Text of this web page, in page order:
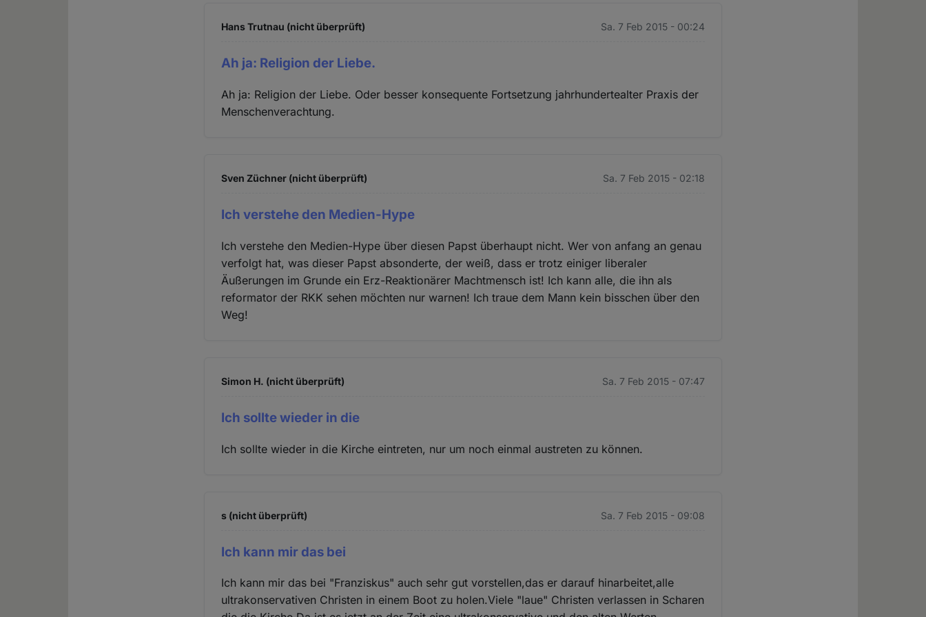
Hans Trutnau (nicht überprüft) Sa. 7 Feb 2015 - 00:24
Ah ja: Religion der Liebe.
Ah ja: Religion der Liebe. Oder besser konsequente Fortsetzung jahrhundertealter Praxis der
Menschenverachtung.
Sven Züchner (nicht überprüft) Sa. 7 Feb 2015 - 02:18
Ich verstehe den Medien-Hype
Ich verstehe den Medien-Hype über diesen Papst überhaupt nicht. Wer von anfang an genau
verfolgt hat, was dieser Papst absonderte, der weiß, dass er trotz einiger liberaler
Äußerungen im Grunde ein Erz-Reaktionärer Machtmensch ist! Ich kann alle, die ihn als
reformator der RKK sehen möchten nur warnen! Ich traue dem Mann kein bisschen über den
Weg!
Simon H. (nicht überprüft) Sa. 7 Feb 2015 - 07:47
Ich sollte wieder in die
Ich sollte wieder in die Kirche eintreten, nur um noch einmal austreten zu können.
s (nicht überprüft) Sa. 7 Feb 2015 - 09:08
Ich kann mir das bei
Ich kann mir das bei "Franziskus" auch sehr gut vorstellen,das er darauf hinarbeitet,alle
ultrakonservativen Christen in einem Boot zu holen.Viele "laue" Christen verlassen in Scharen